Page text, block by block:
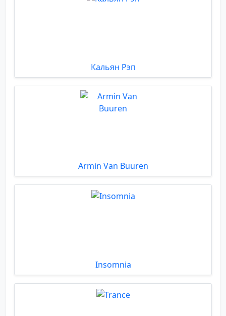
Кальян Рэп
Armin Van Buuren
Insomnia